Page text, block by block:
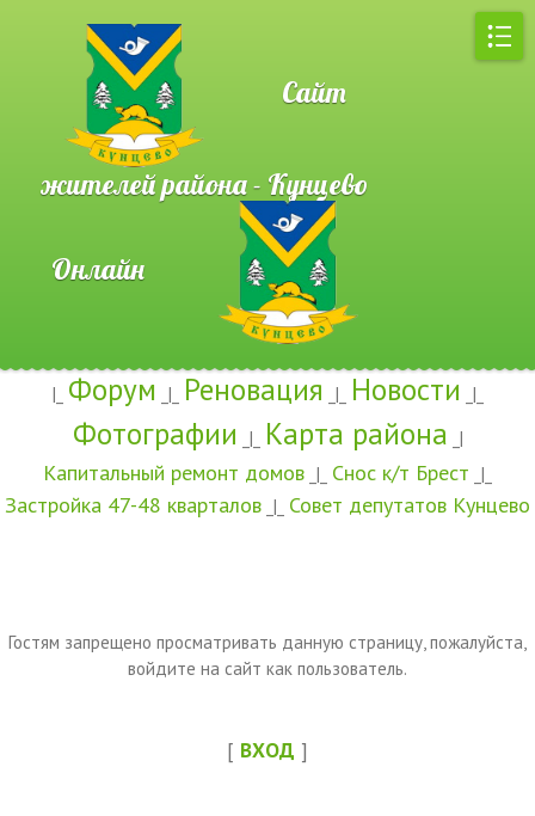
Сайт
жителей района - Кунцево
Онлайн
|_ Форум _|_ Реновация _|_ Новости _|_
Фотографии _|_ Карта района _|
Капитальный ремонт домов _|_ Снос к/т Брест _|_
Застройка 47-48 кварталов _|_ Совет депутатов Кунцево
Гостям запрещено просматривать данную страницу, пожалуйста,
войдите на сайт как пользователь.
[ ВХОД ]